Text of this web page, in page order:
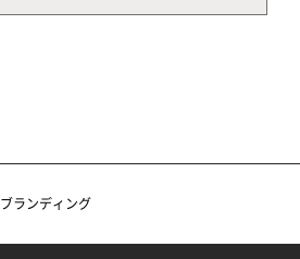
ブランディング